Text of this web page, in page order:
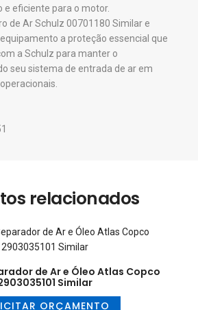
e eficiente para o motor.
de Ar Schulz 00701180 Similar e
a proteção essencial que
a Schulz para manter o
seu sistema de entrada de ar em
relacionados
de Ar e Óleo Atlas Copco
Similar
ORÇAMENTO